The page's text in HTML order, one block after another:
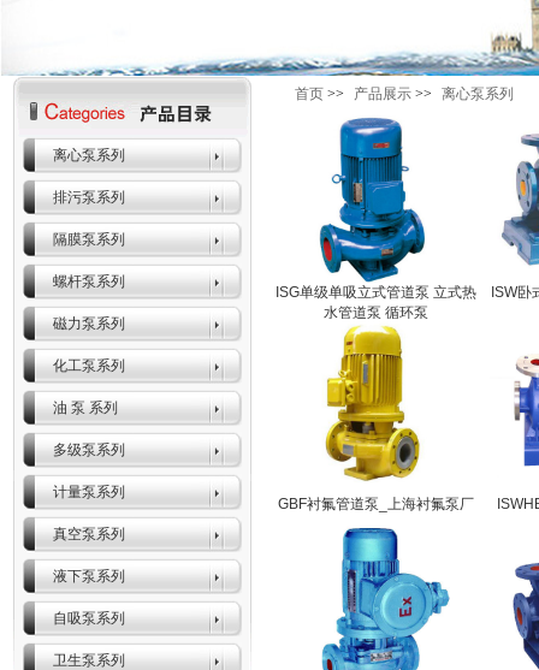
离心泵系列
排污泵系列
隔膜泵系列
螺杆泵系列
磁力泵系列
化工泵系列
油 泵 系列
多级泵系列
计量泵系列
真空泵系列
液下泵系列
自吸泵系列
卫生泵系列
首页 >> 产品展示 >> 离心泵系列
ISG单级单吸立式管道泵 立式热
水管道泵 循环泵
ISW卧
GBF衬氟管道泵_上海衬氟泵厂